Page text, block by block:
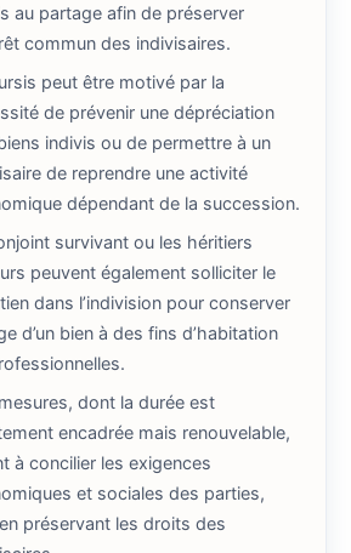
au partage afin de préserver
commun des indivisaires.
peut être motivé par la
de prévenir une dépréciation
indivis ou de permettre à un
de reprendre une activité
dépendant de la succession.
survivant ou les héritiers
peuvent également solliciter le
dans l’indivision pour conserver
d’un bien à des fins d’habitation
dont la durée est
encadrée mais renouvelable,
à concilier les exigences
et sociales des parties,
préservant les droits des